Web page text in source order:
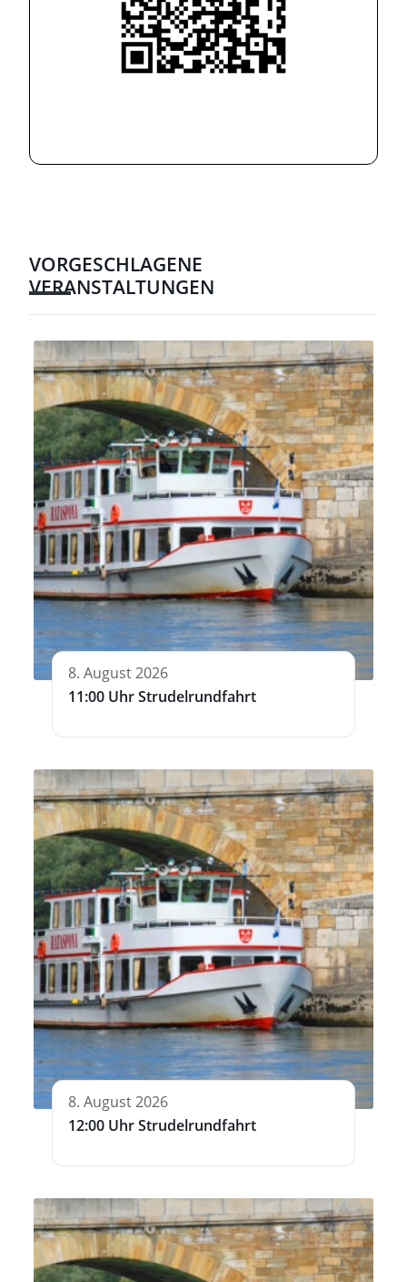
VORGESCHLAGENE
VERANSTALTUNGEN
8. August 2026
11:00 Uhr Strudelrundfahrt
8. August 2026
12:00 Uhr Strudelrundfahrt